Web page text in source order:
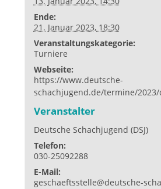
Ende:
21. Januar 2023, 18:30
Veranstaltungskategorie:
Turniere
Webseite:
https://www.deutsche-
schachjugend.de/termine/
Veranstalter
Deutsche Schachjugend (DSJ)
Telefon:
030-25092288
E-Mail:
geschaeftsstelle@deutsche-